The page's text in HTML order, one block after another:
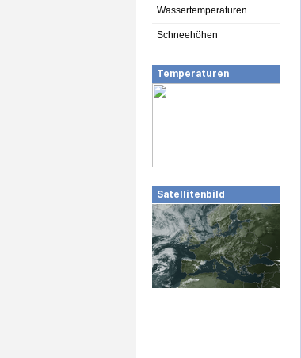
Wassertemperaturen
Schneehöhen
Temperaturen
Satellitenbild